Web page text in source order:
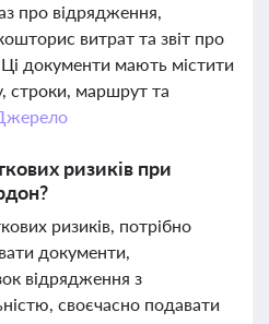
про відрядження,
витрат та звіт про
документи мають містити
строки, маршрут та
ризиків при
ризиків, потрібно
документи,
відрядження з
своєчасно подавати